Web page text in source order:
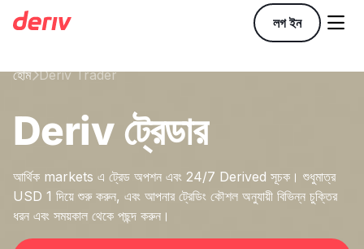
লগ ইন 
হোমDeriv Trader
Deriv ট্রেডার
আর্থিক markets এ ট্রেড অপশন এবং 24/7 Derived সূচক। শুধুমাত্র
USD 1 দিয়ে শুরু করুন, এবং আপনার ট্রেডিং কৌশল অনুযায়ী বিভিন্ন চুক্তির
ধরন এবং সময়কাল থেকে পছন্দ করুন।